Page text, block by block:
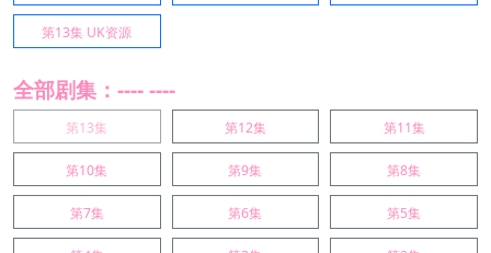
第13集 UK资源
全部剧集：---- ----
第13集 第12集 第11集
第10集 第9集 第8集
第7集 第6集 第5集